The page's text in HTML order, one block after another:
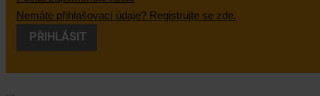
Nemáte přihlašovací údaje? Registrujte se zde.